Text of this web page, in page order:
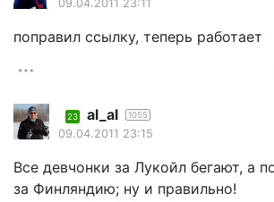
09.04.2011 23:11
поправил ссылку, теперь работает
23 al_al 1055
09.04.2011 23:15
Все девчонки за Лукойл бегают, а
за Финляндию; ну и правильно!